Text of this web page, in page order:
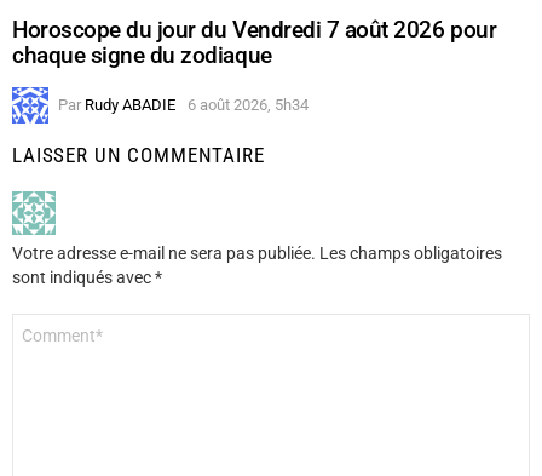
Horoscope du jour du Vendredi 7 août 2026 pour
chaque signe du zodiaque
Par Rudy ABADIE 6 août 2026, 5h34
LAISSER UN COMMENTAIRE
Votre adresse e-mail ne sera pas publiée. Les champs obligatoires
sont indiqués avec*